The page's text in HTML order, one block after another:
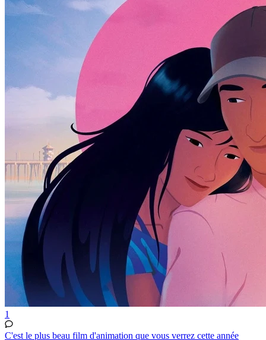
1
C'est le plus beau film d'animation que vous verrez cette année